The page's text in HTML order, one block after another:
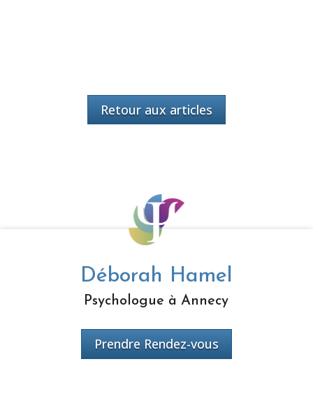
Retour aux articles
Déborah Hamel
Psychologue à Annecy
Prendre Rendez-vous